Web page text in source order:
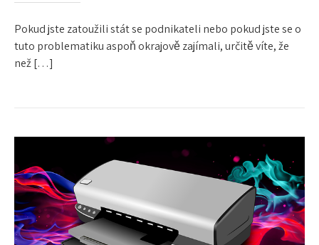
Pokud jste zatoužili stát se podnikateli nebo pokud jste se o
tuto problematiku aspoň okrajově zajímali, určitě víte, že
než […]